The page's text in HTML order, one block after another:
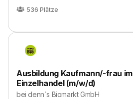
536 Plätze
Ausbildung Kaufmann/-frau im
Einzelhandel (m/w/d)
beidenn`s Biomarkt GmbH